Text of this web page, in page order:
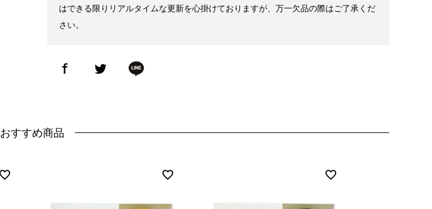
はできる限りリアルタイムな更新を心掛けておりますが、万一欠品の際はご了承くだ
さい。
おすすめ商品